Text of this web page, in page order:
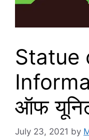
Statue
ऑफ
July 23, 2021 by